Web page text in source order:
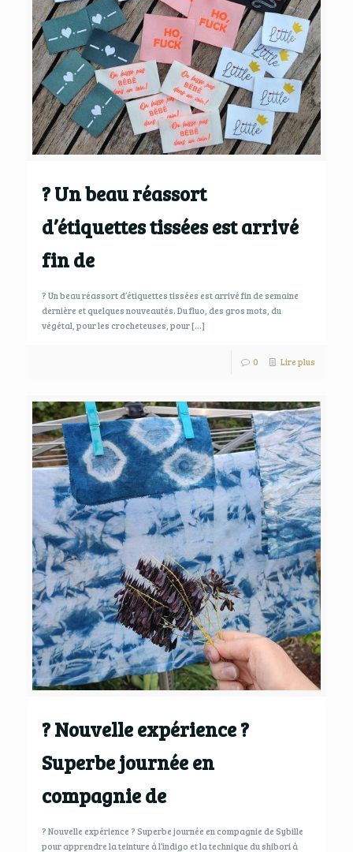
? Un beau réassort
d’étiquettes tissées est arrivé
fin de
? Un beau réassort d’étiquettes tissées est arrivé fin de semaine
dernière et quelques nouveautés. Du fluo, des gros mots, du
végétal, pour les crocheteuses, pour[…]
0 Lire plus
? Nouvelle expérience ?
Superbe journée en
compagnie de
? Nouvelle expérience ? Superbe journée en compagnie de Sybille
pour apprendre la teinture à l’indigo et la technique du shibori à